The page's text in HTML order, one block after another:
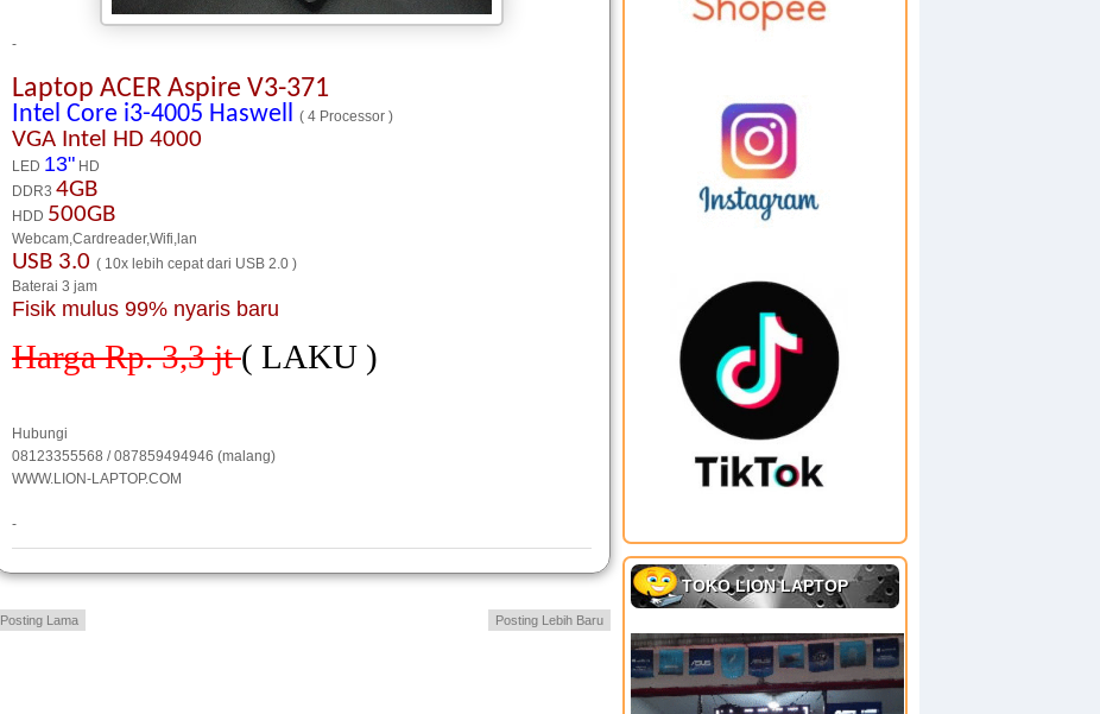
-
Laptop ACER Aspire V3-371
Intel Core i3-4005 Haswell ( 4 Processor )
VGA Intel HD 4000
LED 13" HD
DDR3 4GB
HDD 500GB
Webcam,Cardreader,Wifi,lan
USB 3.0 ( 10x lebih cepat dari USB 2.0 )
Baterai 3 jam
Fisik mulus 99% nyaris baru
Harga Rp. 3,3 jt( LAKU )
Hubungi
08123355568 / 087859494946 (malang)
WWW.LION-LAPTOP.COM
-
Posting Lebih Baru
Posting Lama
TOKO LION LAPTOP